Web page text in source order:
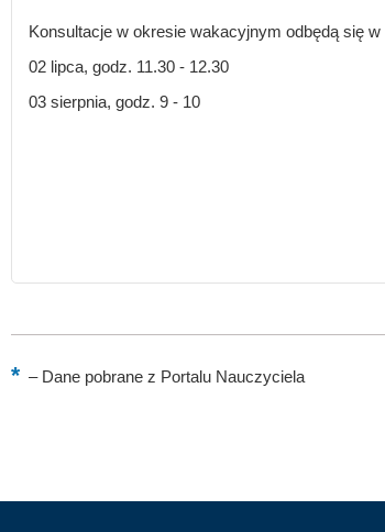
Konsultacje w okresie wakacyjnym odbędą się
02 lipca, godz. 11.30 - 12.30
03 sierpnia, godz. 9 - 10
–Dane pobrane z Portalu Nauczyciela